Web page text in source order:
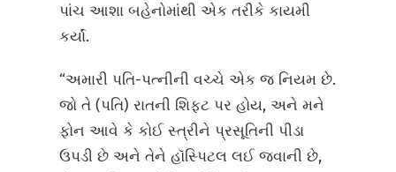
પાંચ આશા બહેનોમાંથી એક તરીકે કાયમી
કર્યાં.
“અમારી પતિ-પત્નીની વચ્ચે એક જ નિયમ છે.
જો તે (પતિ) રાતની શિફ્ટ પર હોય, અને મને
ફોન આવે કે કોઈ સ્ત્રીને પ્રસૂતિની પીડા
ઉપડી છે અને તેને હૉસ્પિટલ લઈ જવાની છે,